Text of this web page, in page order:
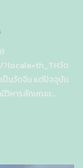
วัด
ป็นวัดจีน แต่ปัจจุบัน
วิหารลักษณะเ...